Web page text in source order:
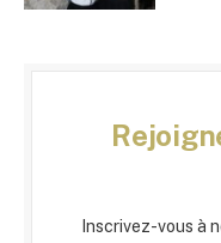
Inscrivez-vous à